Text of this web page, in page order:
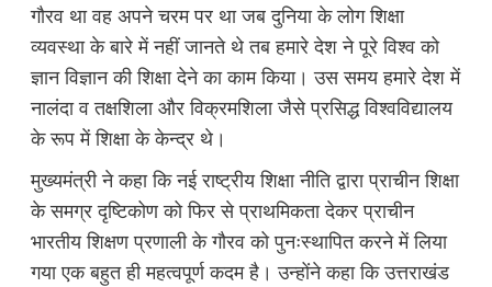
गौरव था वह अपने चरम पर था जब दुनिया के लोग शिक्षा
व्यवस्था के बारे में नहीं जानते थे तब हमारे देश ने पूरे विश्व को
ज्ञान विज्ञान की शिक्षा देने का काम किया। उस समय हमारे देश में
नालंदा व तक्षशिला और विक्रमशिला जैसे प्रसिद्ध विश्वविद्यालय
के रूप में शिक्षा के केन्द्र थे।
मुख्यमंत्री ने कहा कि नई राष्ट्रीय शिक्षा नीति द्वारा प्राचीन शिक्षा
के समग्र दृष्टिकोण को फिर से प्राथमिकता देकर प्राचीन
भारतीय शिक्षण प्रणाली के गौरव को पुनःस्थापित करने में लिया
गया एक बहुत ही महत्वपूर्ण कदम है। उन्होंने कहा कि उत्तराखंड